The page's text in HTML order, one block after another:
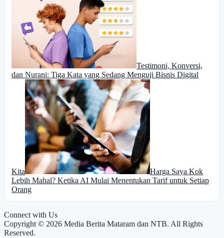
Testimoni, Konversi,
dan Nurani: Tiga Kata yang Sedang Menguji Bisnis Digital
Kita
Harga Saya Kok
Lebih Mahal? Ketika AI Mulai Menentukan Tarif untuk Setiap
Orang
Connect with Us
Copyright © 2026 Media Berita Mataram dan NTB. All Rights
Reserved.